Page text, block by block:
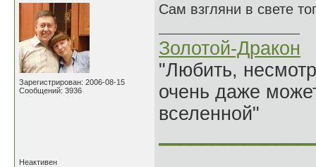
Зарегистрирован: 2006-08-15
Сообщений: 3936
Сам взгляни в свете
Золотой-Дракон
"Любить,
очень даже
вселенной"
Неактивен